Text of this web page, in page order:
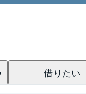
借りたい